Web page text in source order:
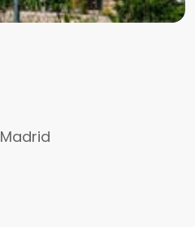
Madrid